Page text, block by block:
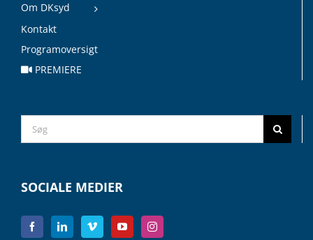
Om DKsyd
Kontakt
Programoversigt
PREMIERE
Search
for:
SOCIALE MEDIER